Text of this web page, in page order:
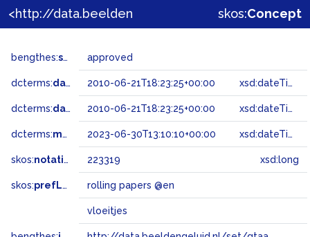
skos:Concept
bengthes:status approved
dcterms:dateAccepted 2010-06-21T18:23:25+00:00 xsd:dateTime
dcterms:dateSubmitted 2010-06-21T18:23:25+00:00 xsd:dateTime
dcterms:modified 2023-06-30T13:10:10+00:00 xsd:dateTime
skos:notation 223319 xsd:long
skos:prefLabel rolling papers @en
vloeitjes